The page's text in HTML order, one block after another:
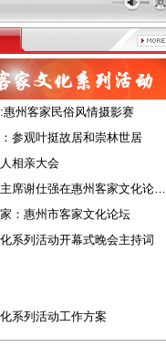
州客家民俗风情摄影赛
参观叶挺故居和崇林世居
相亲大会
席谢仕强在惠州客家文化论…
：惠州市客家文化论坛
系列活动开幕式晚会主持词
系列活动工作方案